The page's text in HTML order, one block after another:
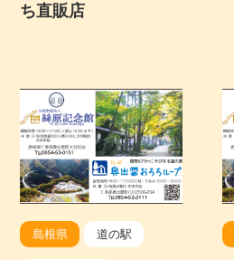
ち直販店
島根県 道の駅